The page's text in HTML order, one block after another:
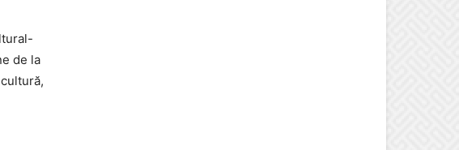
de la